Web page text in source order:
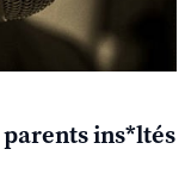
parents ins*ltés